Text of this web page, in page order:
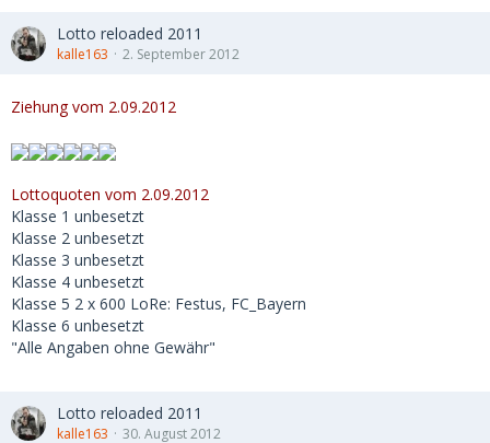
Lotto reloaded 2011
kalle163 2. September 2012
Ziehung vom 2.09.2012
Lottoquoten vom 2.09.2012
Klasse 1 unbesetzt
Klasse 2 unbesetzt
Klasse 3 unbesetzt
Klasse 4 unbesetzt
Klasse 5 2 x 600 LoRe: Festus, FC_Bayern
Klasse 6 unbesetzt
"Alle Angaben ohne Gewähr"
Lotto reloaded 2011
kalle163 30. August 2012